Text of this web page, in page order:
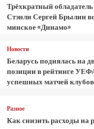
Трёхкратный
Стэнли Сергей Брылин
минское «Динамо»
Новости
Беларусь поднялась на
позиции в рейтинге
успешных матчей клубов
Разное
Как снизить расходы на